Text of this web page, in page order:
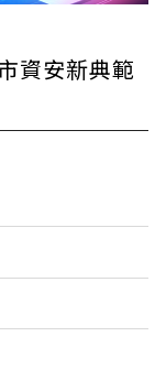
資安新典範